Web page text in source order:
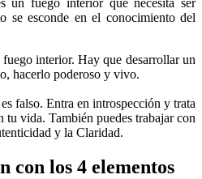
un fuego interior que necesita ser
se esconde en el conocimiento del
interior. Hay que desarrollar un
hacerlo poderoso y vivo.
falso. Entra en introspección y trata
vida. También puedes trabajar con
y la Claridad.
con los 4 elementos